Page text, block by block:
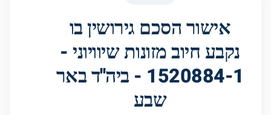
אישור הסכם גירושין בו
נקבע חיוב מזונות שיוויוני -
1520884-1 - ביה''ד באר
שבע